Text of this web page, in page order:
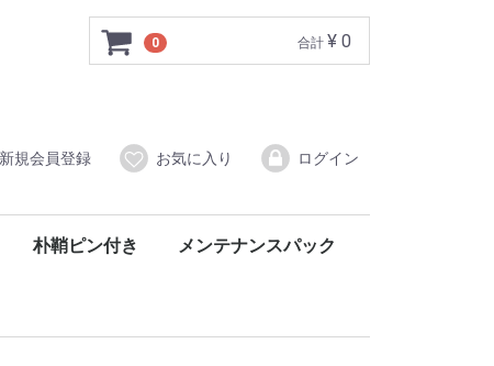
0 合計 ¥ 0
新規会員登録 お気に入り ログイン
朴鞘ピン付き メンテナンスパック